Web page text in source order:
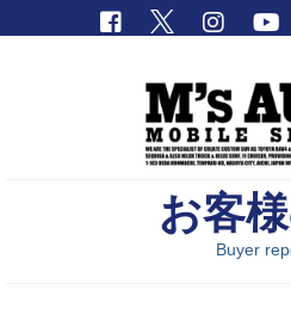
取扱車種一覧お客
Buyer